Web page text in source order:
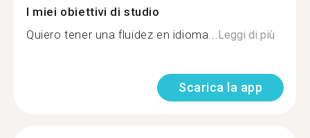
I miei obiettivi di studio
Quiero tener una fluidez en idioma...Leggi di più
Scarica la app